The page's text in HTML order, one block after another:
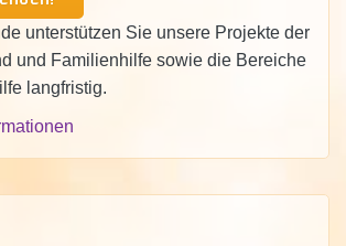
unterstützen Sie unsere Projekte der
und Familienhilfe sowie die Bereiche
langfristig.